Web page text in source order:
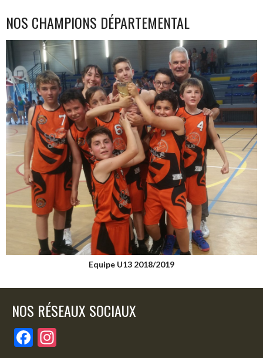
NOS CHAMPIONS DÉPARTEMENTAL
Equipe U13 2018/2019
NOS RÉSEAUX SOCIAUX
F